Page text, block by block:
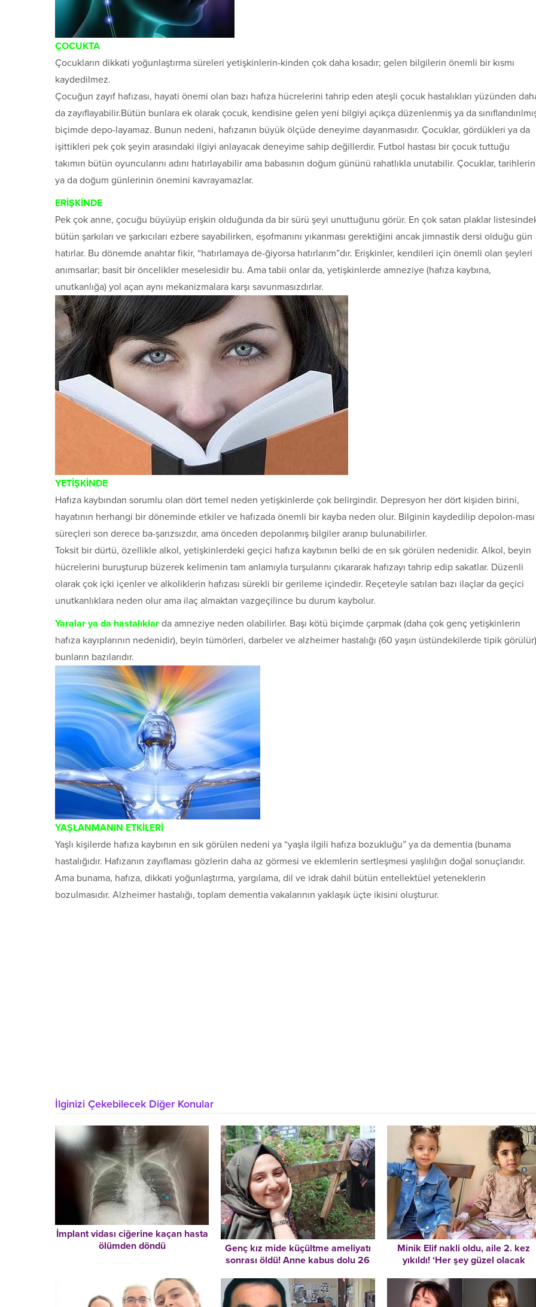
ÇOCUKTA
Çocukların dikkati yoğunlaştırma süreleri yetişkinlerin-kinden çok daha kısadır; gelen bilgilerin önemli bir kısmı
kaydedilmez.
Çocuğun zayıf hafızası, hayati önemi olan bazı hafıza hücrelerini tahrip eden ateşli çocuk hastalıkları yüzünden
da zayıflayabilir.Bütün bunlara ek olarak çocuk, kendisine gelen yeni bilgiyi açıkça düzenlenmiş ya da
biçimde depo-layamaz. Bunun nedeni, hafızanın büyük ölçüde deneyime dayanmasıdır. Çocuklar, gördükleri ya da
işittikleri pek çok şeyin arasındaki ilgiyi anlayacak deneyime sahip değillerdir. Futbol hastası bir çocuk tuttuğu
takımın bütün oyuncularını adını hatırlayabilir ama babasının doğum gününü rahatlıkla unutabilir. Çocuklar, tarihlerin
ya da doğum günlerinin önemini kavrayamazlar.
ERİŞKİNDE
Pek çok anne, çocuğu büyüyüp erişkin olduğunda da bir sürü şeyi unuttuğunu görür. En çok satan plaklar
bütün şarkıları ve şarkıcıları ezbere sayabilirken, eşofmanını yıkanması gerektiğini ancak jimnastik dersi olduğu gün
hatırlar. Bu dönemde anahtar fikir, “hatırlamaya de-ğiyorsa hatırlarım”dır. Erişkinler, kendileri için önemli olan şeyleri
anımsarlar; basit bir öncelikler meselesidir bu. Ama tabii onlar da, yetişkinlerde amneziye (hafıza kaybına,
unutkanlığa) yol açan aynı mekanizmalara karşı savunmasızdırlar.
YETİŞKİNDE
Hafıza kaybından sorumlu olan dört temel neden yetişkinlerde çok belirgindir. Depresyon her dört kişiden birini,
hayatının herhangi bir döneminde etkiler ve hafızada önemli bir kayba neden olur. Bilginin kaydedilip depolon-ması
süreçleri son derece ba-şarızsızdır, ama önceden depolanmış bilgiler aranıp bulunabilirler.
Toksit bir dürtü, özellikle alkol, yetişkinlerdeki geçici hafıza kaybının belki de en sık görülen nedenidir. Alkol, beyin
hücrelerini buruşturup büzerek kelimenin tam anlamıyla turşularını çıkararak hafızayı tahrip edip sakatlar. Düzenli
olarak çok içki içenler ve alkoliklerin hafızası sürekli bir gerileme içindedir. Reçeteyle satılan bazı ilaçlar da geçici
unutkanlıklara neden olur ama ilaç almaktan vazgeçilince bu durum kaybolur.
Yaralar ya da hastalıklar da amneziye neden olabilirler. Başı kötü biçimde çarpmak (daha çok genç yetişkinlerin
hafıza kayıplarının nedenidir), beyin tümörleri, darbeler ve alzheimer hastalığı (60 yaşın üstündekilerde tipik görülür)
bunların bazılarıdır.
YAŞLANMANIN ETKİLERİ
Yaşlı kişilerde hafıza kaybının en sık görülen nedeni ya “yaşla ilgili hafıza bozukluğu” ya da dementia (bunama
hastalığıdır. Hafızanın zayıflaması gözlerin daha az görmesi ve eklemlerin sertleşmesi yaşlılığın doğal sonuçlarıdır.
Ama bunama, hafıza, dikkati yoğunlaştırma, yargılama, dil ve idrak dahil bütün entellektüel yeteneklerin
bozulmasıdır. Alzheimer hastalığı, toplam dementia vakalarının yaklaşık üçte ikisini oluşturur.
İlginizi Çekebilecek Diğer Konular
İmplant vidası ciğerine kaçan hasta
ölümden döndü
Genç kız mide küçültme ameliyatı
sonrası öldü! Anne kabus dolu 26
Minik Elif nakli oldu, aile 2. kez
yıkıldı! ‘Her şey güzel olacak